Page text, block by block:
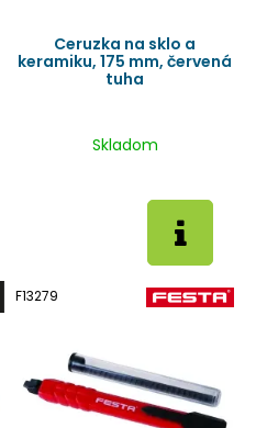
Ceruzka na sklo a
keramiku, 175 mm, červená
tuha
Skladom
F13279